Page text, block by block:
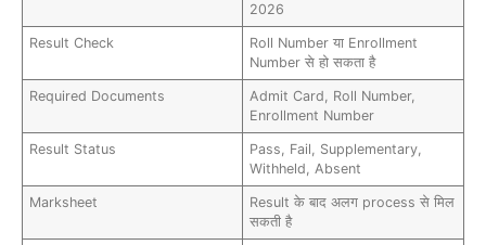
2026
Result Check
Roll Number या Enrollment
Number से हो सकता है
Required Documents
Admit Card, Roll Number,
Enrollment Number
Result Status
Pass, Fail, Supplementary,
Withheld, Absent
Marksheet
Result के बाद अलग process से मिल
सकती है